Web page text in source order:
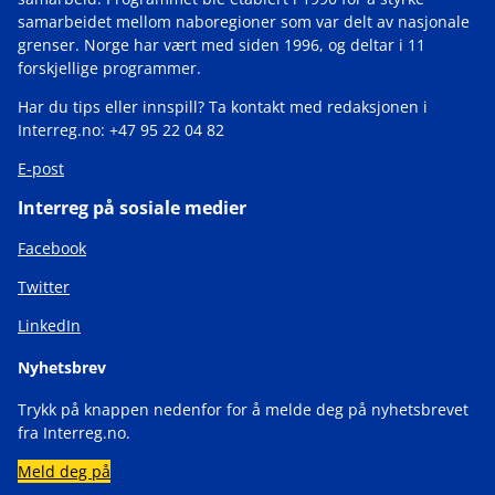
samarbeidet mellom naboregioner som var delt av nasjonale
grenser. Norge har vært med siden 1996, og deltar i 11
forskjellige programmer.
Har du tips eller innspill? Ta kontakt med redaksjonen i
Interreg.no: +47 95 22 04 82
E-post
Interreg på sosiale medier
Facebook
Twitter
LinkedIn
Nyhetsbrev
Trykk på knappen nedenfor for å melde deg på nyhetsbrevet
fra Interreg.no.
Meld deg på